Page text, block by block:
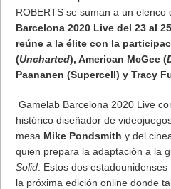
Las secuencias de Outriders
transmisión online. Outriders es
en tercera persona desarrollado
publicado por Square Enix. Se
Microsoft Windows, PlayStation 4,
Únete a Sven y Robbiedel
Enixabriéndose camino a través
City, con la misión de encontrar
contengan información valiosa
se mostró por primera vez en la